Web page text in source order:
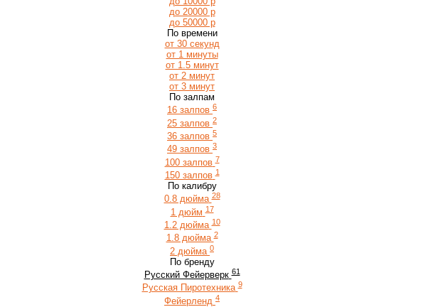
до 20000 р
до 50000 р
По времени
от 30 секунд
от 1 минуты
от 1.5 минут
от 2 минут
от 3 минут
По залпам
16 залпов 6
25 залпов 2
36 залпов 5
49 залпов 3
100 залпов 7
150 залпов 1
По калибру
0.8 дюйма 28
1 дюйм 17
1.2 дюйма 10
1.8 дюйма 2
2 дюйма 0
По бренду
Русский Фейерверк 61
Русская Пиротехника 9
Фейерленд 4